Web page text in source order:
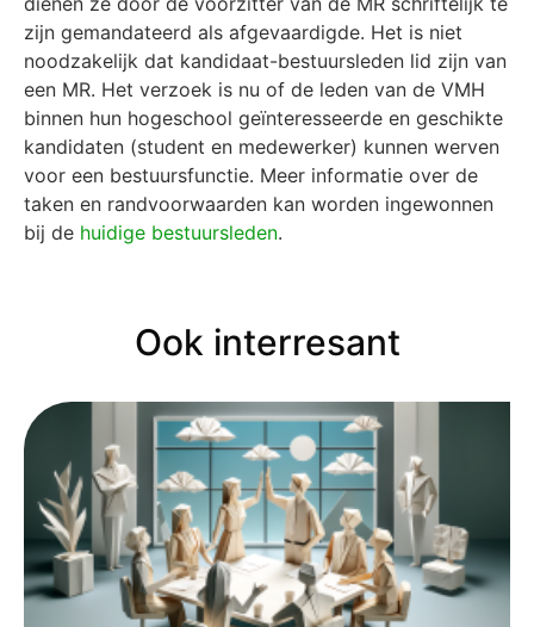
zijn gemandateerd als afgevaardigde. Het is niet
noodzakelijk dat kandidaat-bestuursleden lid zijn van
een MR. Het verzoek is nu of de leden van de VMH
binnen hun hogeschool geïnteresseerde en geschikte
kandidaten (student en medewerker) kunnen werven
voor een bestuursfunctie. Meer informatie over de
taken en randvoorwaarden kan worden ingewonnen
bij de huidige bestuursleden.
Ook interresant